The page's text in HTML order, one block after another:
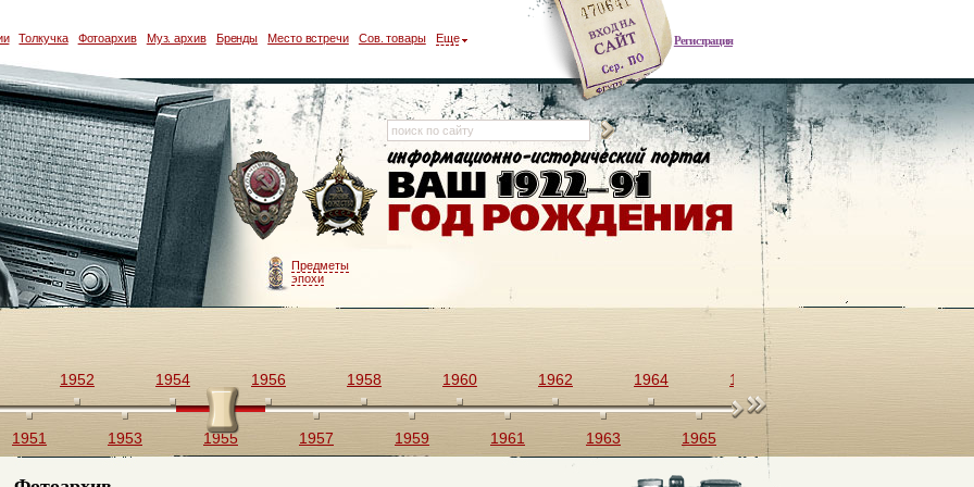
Регистрация
Толкучка Фотоархив Муз. архив Бренды Место встречи Сов. товары Еще
Предметы
эпохи
1951
1952
1953
1954
1955
1956
1957
1958
1959
1960
1961
1962
1963
1964
1965
1966